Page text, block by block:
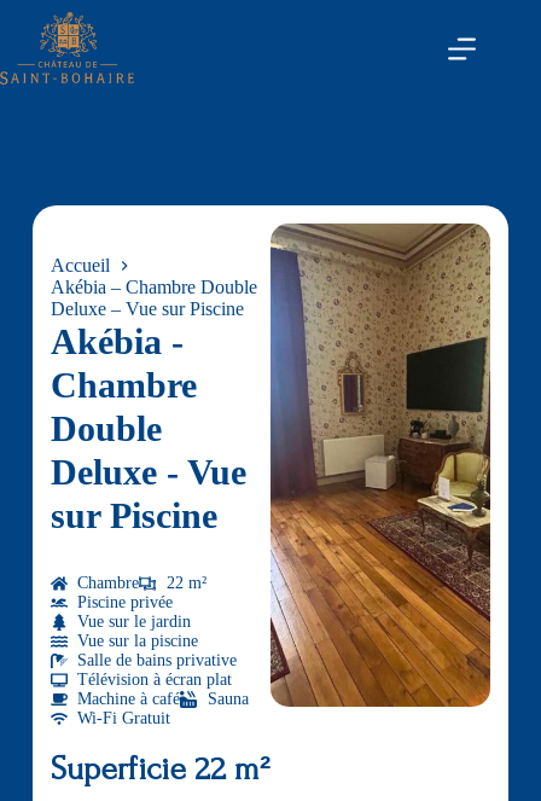
Accueil
Akébia – Chambre Double
Deluxe – Vue sur Piscine
Akébia -
Chambre
Double
Deluxe - Vue
sur Piscine
Chambre
22 m²
Piscine privée
Vue sur le jardin
Vue sur la piscine
Salle de bains privative
Télévision à écran plat
Machine à café
Sauna
Wi-Fi Gratuit
Superficie 22 m²